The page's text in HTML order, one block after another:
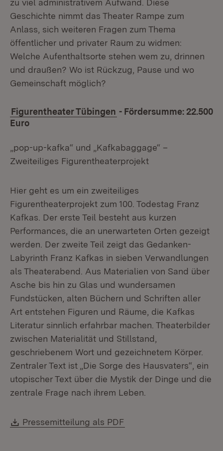
zu viel administrativem Aufwand. Diese
Geschichte nimmt das Theater Rampe zum
Anlass, sich weiteren Fragen zum Thema
öffentlicher und privater Raum zu widmen:
Welche Aufenthaltsorte stehen wem zu, drinnen
und draußen? Wo ist Rückzug, Pause und wo
Gemeinschaft möglich?
Figurentheater Tübingen - Fördersumme: 22.500
Euro
„pop-up-kafka“ und „Kafkabaggage“ –
Zweiteiliges Figurentheaterprojekt
Hier geht es um ein zweiteiliges
Figurentheaterprojekt zum 100. Todestag Franz
Kafkas. Der erste Teil besteht aus kurzen
Performances, die an unerwarteten Orten gezeigt
werden. Der zweite Teil zeigt das Gedanken-
Labyrinth Franz Kafkas in sieben Verwandlungen
als Theaterabend. Aus Materialien von Sand über
Asche bis hin zu Glas und wundersamen
Fundstücken, alten Büchern und Schriften aller
Art entstehen Figuren und Räume, die Kafkas
Literatur sinnlich erfahrbar machen. Theaterbilder
zwischen Materialität und Stillstand,
geschriebenem Wort und gezeichnetem Körper.
Zentraler Text ist „Die Sorge des Hausvaters“, ein
utopischer Text über die Mystik der Dinge und die
zentrale Frage nach ihrem Leben.
Download:
Pressemitteilung als PDF